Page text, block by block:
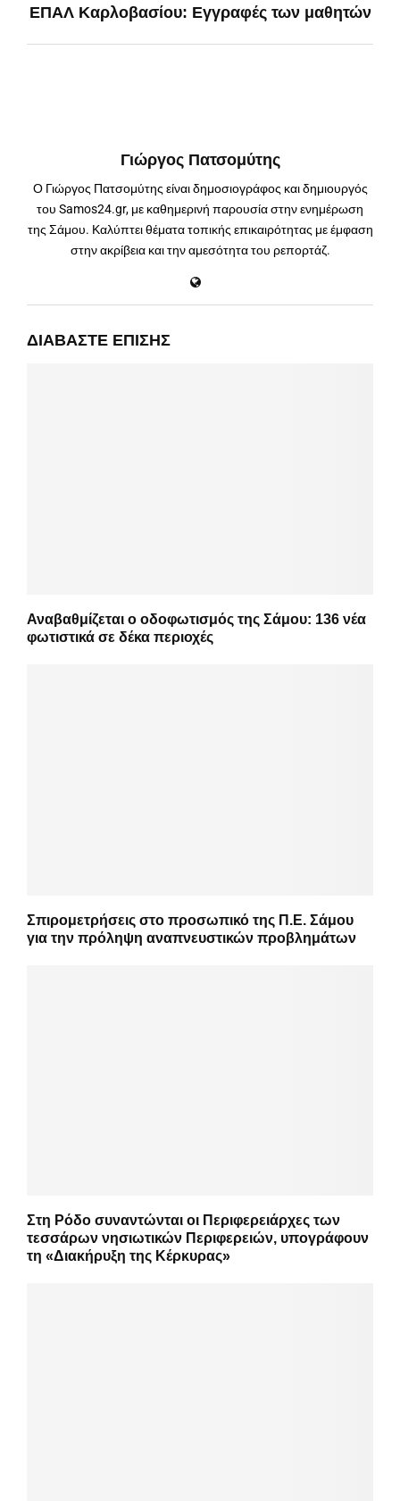
ΕΠΑΛ Καρλοβασίου: Εγγραφές των μαθητών
Γιώργος Πατσομύτης
Ο Γιώργος Πατσομύτης είναι δημοσιογράφος και δημιουργός
του Samos24.gr, με καθημερινή παρουσία στην ενημέρωση
της Σάμου. Καλύπτει θέματα τοπικής επικαιρότητας με έμφαση
στην ακρίβεια και την αμεσότητα του ρεπορτάζ.
ΔΙΑΒΆΣΤΕ ΕΠΊΣΗΣ
Αναβαθμίζεται ο οδοφωτισμός της Σάμου: 136 νέα
φωτιστικά σε δέκα περιοχές
Σπιρομετρήσεις στο προσωπικό της Π.Ε. Σάμου
για την πρόληψη αναπνευστικών προβλημάτων
Στη Ρόδο συναντώνται οι Περιφερειάρχες των
τεσσάρων νησιωτικών Περιφερειών, υπογράφουν
τη «Διακήρυξη της Κέρκυρας»